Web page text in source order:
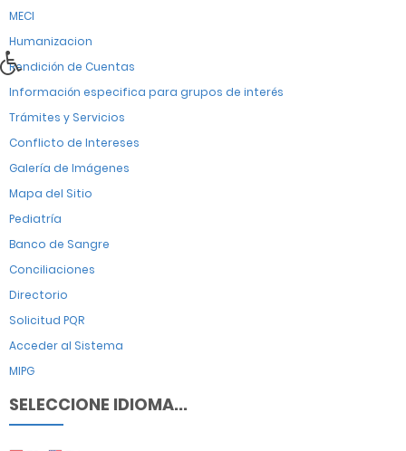
MECI
Humanizacion
Rendición de Cuentas
Información especifica para grupos de interés
Trámites y Servicios
Conflicto de Intereses
Galería de Imágenes
Mapa del Sitio
Pediatría
Banco de Sangre
Conciliaciones
Directorio
Solicitud PQR
Acceder al Sistema
MIPG
SELECCIONE IDIOMA...